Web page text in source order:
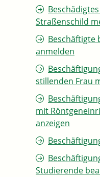
Straßenschild
Beschäftigte
anmelden
stillenden Frau
mit
anzeigen
Studierende